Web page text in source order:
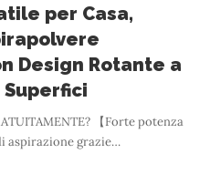
per Casa,
Design Rotante a
Superfici
【Forte potenza
aspirazione grazie…